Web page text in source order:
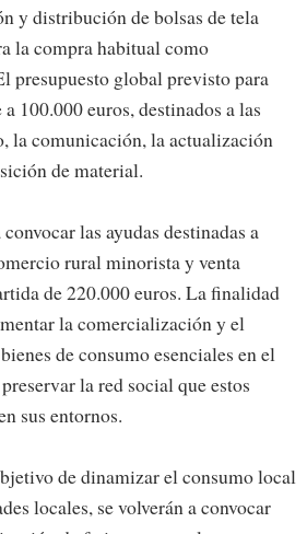
y distribución de bolsas de tela
la compra habitual como
presupuesto global previsto para
100.000 euros, destinados a las
la comunicación, la actualización
de material.
las ayudas destinadas a
rural minorista y venta
de 220.000 euros. La finalidad
la comercialización y el
de consumo esenciales en el
la red social que estos
sus entornos.
de dinamizar el consumo local
locales, se volverán a convocar